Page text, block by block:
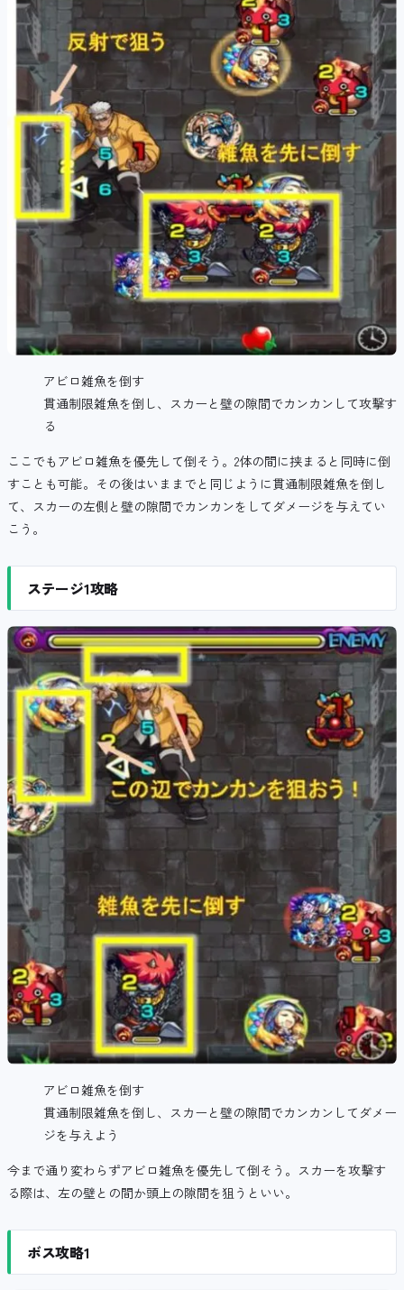
アビロ雑魚を倒す
貫通制限雑魚を倒し、スカーと壁の隙間でカンカンして攻撃す
る
ここでもアビロ雑魚を優先して倒そう。2体の間に挟まると同時に倒
すことも可能。その後はいままでと同じように貫通制限雑魚を倒し
て、スカーの左側と壁の隙間でカンカンをしてダメージを与えてい
こう。
ステージ1攻略
アビロ雑魚を倒す
貫通制限雑魚を倒し、スカーと壁の隙間でカンカンしてダメー
ジを与えよう
今まで通り変わらずアビロ雑魚を優先して倒そう。スカーを攻撃す
る際は、左の壁との間か頭上の隙間を狙うといい。
ボス攻略1